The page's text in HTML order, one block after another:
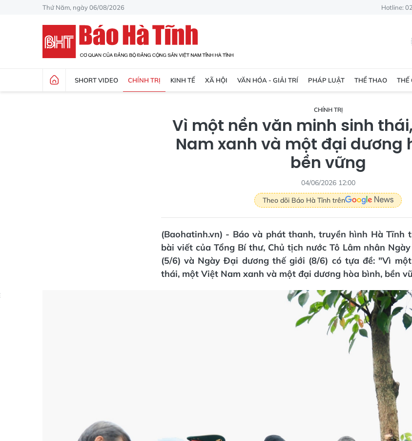
Thứ Năm, ngày 06/08/2026 Hotline:
SHORT VIDEO CHÍNH TRỊ KINH TẾ XÃ HỘI VĂN HÓA - GIẢI TRÍ PHÁP LUẬT THỂ THAO THẾ
CHÍNH TRỊ
Vì một nền văn minh sinh
Nam xanh và một đại dương
bền vững
04/06/2026 12:00
Theo dõi Báo Hà Tĩnh trên
(Baohatinh.vn) - Báo và phát thanh, truyền hình Hà Tĩnh
bài viết của Tổng Bí thư, Chủ tịch nước Tô Lâm nhân
(5/6) và Ngày Đại dương thế giới (8/6) có tựa đề: "Vì
thái, một Việt Nam xanh và một đại dương hòa bình, bền